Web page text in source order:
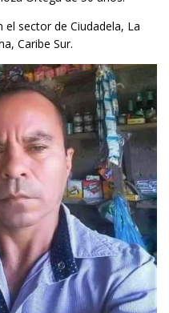
el sector de Ciudadela, La
Caribe Sur.